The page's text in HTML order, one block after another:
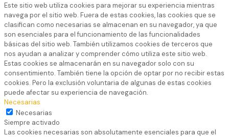
Este sitio web utiliza cookies para mejorar su experiencia mientras
navega por el sitio web. Fuera de estas cookies, las cookies que se
clasifican como necesarias se almacenan en su navegador, ya que
son esenciales para el funcionamiento de las funcionalidades
básicas del sitio web. También utilizamos cookies de terceros que
nos ayudan a analizar y comprender cómo utiliza este sitio web.
Estas cookies se almacenarán en su navegador solo con su
consentimiento. También tiene la opción de optar por no recibir estas
cookies. Pero la exclusión voluntaria de algunas de estas cookies
puede afectar su experiencia de navegación.
Necesarias
Necesarias
Siempre activado
Las cookies necesarias son absolutamente esenciales para que el